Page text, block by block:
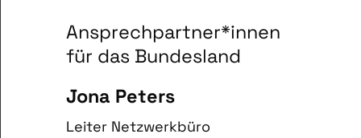
Ansprechpartner*innen
für das Bundesland
Jona Peters
Leiter Netzwerkbüro